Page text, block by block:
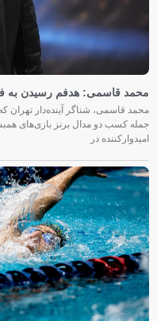
محمد قاسمی: هدفم رسیدن به فینال ۴۰۰ متر بازی‌های آسیایی
محمد قاسمی، شناگر آینده‌دار تهران که
جمله کسب دو مدال برنز بازی‌های
امیدوارکننده در